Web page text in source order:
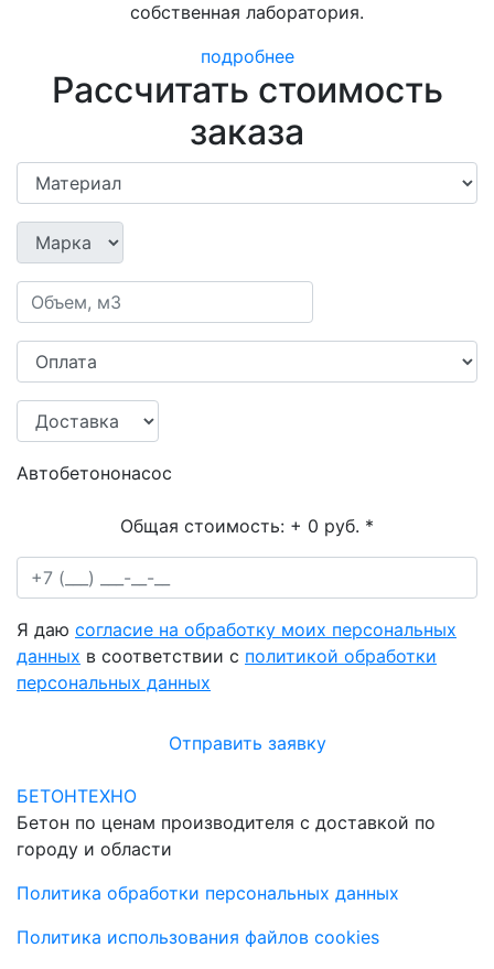
собственная лаборатория.
подробнее
Рассчитать стоимость
заказа
Автобетононасос
Общая стоимость: + 0 руб. *
Я даю согласие на обработку моих персональных
данных в соответствии с политикой обработки
персональных данных
Отправить заявку
БЕТОНТЕХНО
Бетон по ценам производителя с доставкой по
городу и области
Политика обработки персональных данных
Политика использования файлов cookies